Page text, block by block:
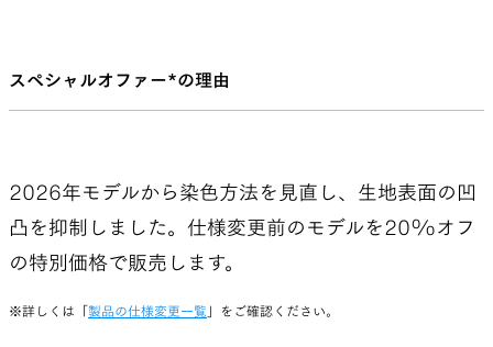
スペシャルオファー*の理由
2026年モデルから染色方法を見直し、生地表面の凹
凸を抑制しました。仕様変更前のモデルを20%オフ
の特別価格で販売します。
※詳しくは「製品の仕様変更一覧 」をご確認ください。